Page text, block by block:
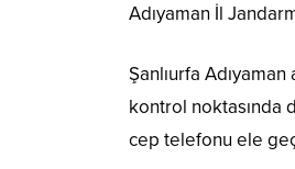
Adıyaman İl
Şanlıurfa
kontrol noktasında
cep telefonu ele